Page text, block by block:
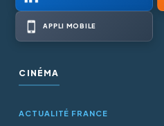
APPLI MOBILE
CINÉMA
ACTUALITÉ FRANCE